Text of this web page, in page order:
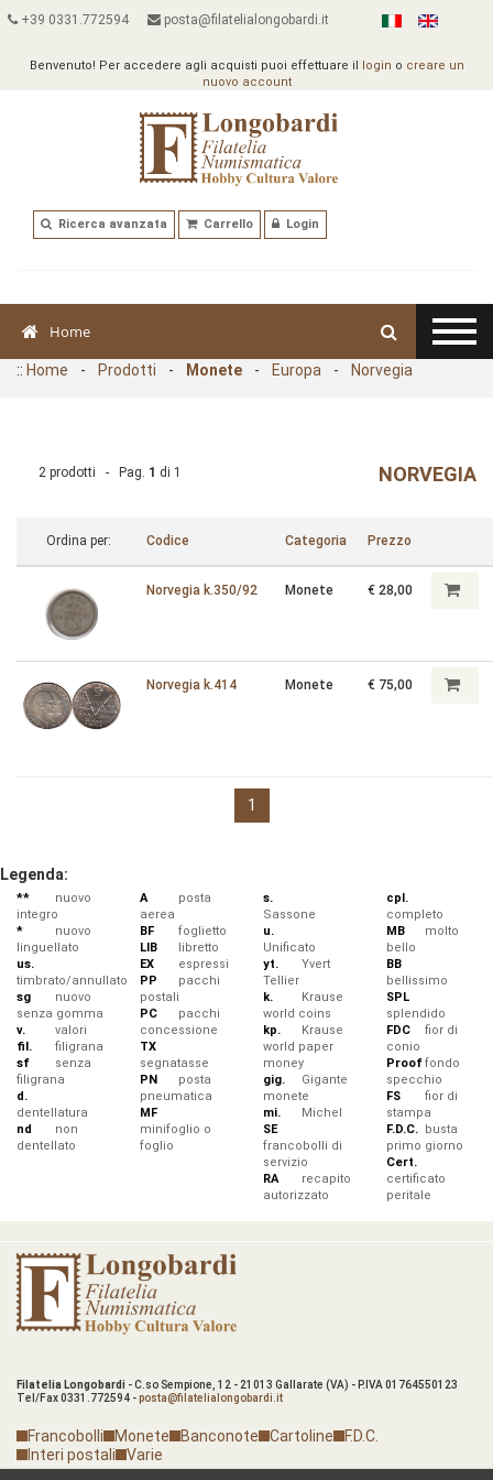
+39 0331.772594 posta@filatelialongobardi.it
Benvenuto! Per accedere agli acquisti puoi effettuare il login o creare un
nuovo account
Ricerca avanzata Carrello Login
Home
:: Home - Prodotti - Monete - Europa - Norvegia
NORVEGIA
2 prodotti - Pag. 1 di 1
Ordina per: Codice Categoria Prezzo
Norvegia k.350/92 Monete € 28,00
Norvegia k.414 Monete € 75,00
1
Legenda:
**
nuovo
integro
*
nuovo
linguellato
us.
timbrato/annullato
sg
nuovo
senza gomma
v.
valori
fil.
filigrana
sf
senza
filigrana
d.
dentellatura
nd
non
dentellato
A
posta
aerea
BF
foglietto
LIB
libretto
EX
espressi
PP
pacchi
postali
PC
pacchi
concessione
TX
segnatasse
PN
posta
pneumatica
MF
minifoglio o
foglio
s.
Sassone
u.
Unificato
yt.
Yvert
Tellier
k.
Krause
world coins
kp.
Krause
world paper
money
gig.
Gigante
monete
mi.
Michel
SE
francobolli di
servizio
RA
recapito
autorizzato
cpl.
completo
MB
molto
bello
BB
bellissimo
SPL
splendido
FDC
fior di
conio
Prooffondo
specchio
FS
fior di
stampa
F.D.C. busta
primo giorno
Cert.
certificato
peritale
Filatelia Longobardi - C.so Sempione, 12 - 21013 Gallarate (VA) - P.IVA 01764550123
Tel/Fax 0331.772594 -posta@filatelialongobardi.it
Francobolli Monete Banconote Cartoline
F.D.C.
Interi postali
Varie